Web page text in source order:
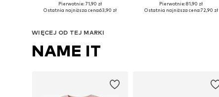
Dostępne w różnych rozmiarach
Pierwotnie: 71,90 zł
Ostatnia najniższa cena:63,90 zł
Dostępne w różnych rozmiarach
Pierwotnie: 81,90 zł
Ostatnia najniższa cena:72,90 zł
WIĘCEJ OD TEJ MARKI
NAME IT